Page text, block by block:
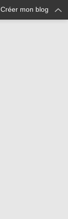
Créer mon blog